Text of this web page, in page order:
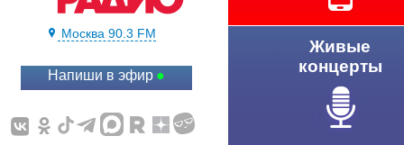
Москва 90.3 FM
Напиши в эфир
Живые
концерты